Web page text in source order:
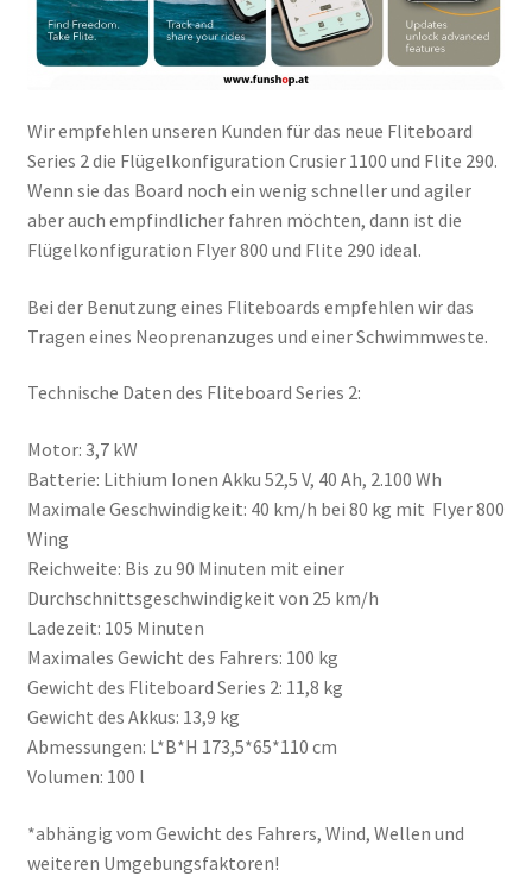
Wir empfehlen unseren Kunden für das neue Fliteboard
Series 2 die Flügelkonfiguration Crusier 1100 und Flite 290.
Wenn sie das Board noch ein wenig schneller und agiler
aber auch empfindlicher fahren möchten, dann ist die
Flügelkonfiguration Flyer 800 und Flite 290 ideal.
Bei der Benutzung eines Fliteboards empfehlen wir das
Tragen eines Neoprenanzuges und einer Schwimmweste.
Technische Daten des Fliteboard Series 2:
Motor: 3,7 kW
Batterie: Lithium Ionen Akku 52,5 V, 40 Ah, 2.100 Wh
Maximale Geschwindigkeit: 40 km/h bei 80 kg mit Flyer 800
Wing
Reichweite: Bis zu 90 Minuten mit einer
Durchschnittsgeschwindigkeit von 25 km/h
Ladezeit: 105 Minuten
Maximales Gewicht des Fahrers: 100 kg
Gewicht des Fliteboard Series 2: 11,8 kg
Gewicht des Akkus: 13,9 kg
Abmessungen: L*B*H 173,5*65*110 cm
Volumen: 100 l
*abhängig vom Gewicht des Fahrers, Wind, Wellen und
weiteren Umgebungsfaktoren!